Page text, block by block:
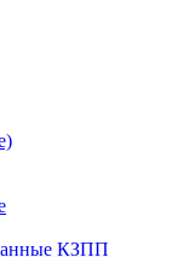
КЗПП